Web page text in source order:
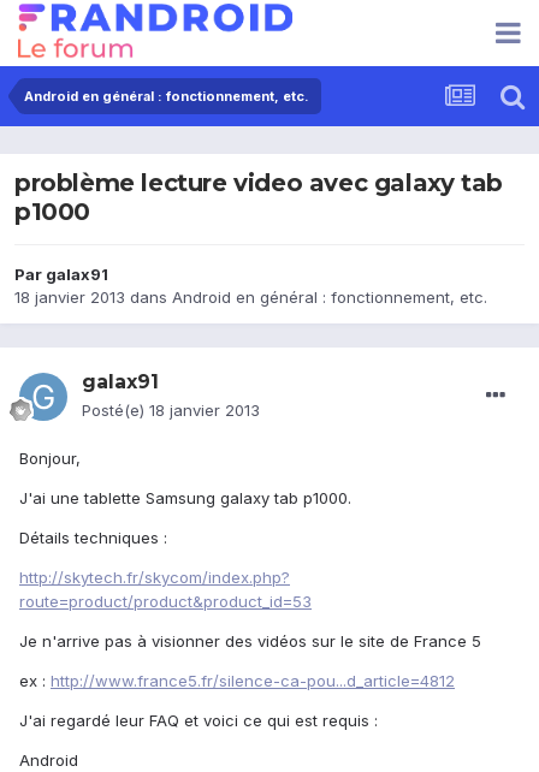
Android en général : fonctionnement, etc.
problème lecture video avec galaxy tab
p1000
Par galax91
18 janvier 2013 dans Android en général : fonctionnement, etc.
galax91
Posté(e) 18 janvier 2013
Bonjour,
J'ai une tablette Samsung galaxy tab p1000.
Détails techniques :
http://skytech.fr/skycom/index.php?
route=product/product&product_id=53
Je n'arrive pas à visionner des vidéos sur le site de France 5
ex : http://www.france5.fr/silence-ca-pou...d_article=4812
J'ai regardé leur FAQ et voici ce qui est requis :
Android